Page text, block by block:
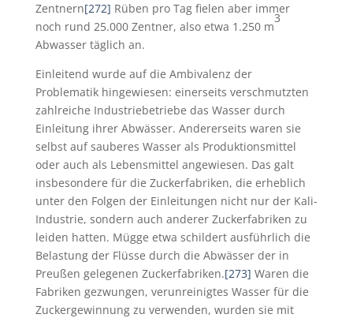
Zentnern[272] Rüben pro Tag fielen aber immer
noch rund 25.000 Zentner, also etwa 1.250 m
3
Abwasser täglich an.
Einleitend wurde auf die Ambivalenz der
Problematik hingewiesen: einerseits verschmutzten
zahlreiche Industriebetriebe das Wasser durch
Einleitung ihrer Abwässer. Andererseits waren sie
selbst auf sauberes Wasser als Produktionsmittel
oder auch als Lebensmittel angewiesen. Das galt
insbesondere für die Zuckerfabriken, die erheblich
unter den Folgen der Einleitungen nicht nur der Kali-
Industrie, sondern auch anderer Zuckerfabriken zu
leiden hatten. Mügge etwa schildert ausführlich die
Belastung der Flüsse durch die Abwässer der in
Preußen gelegenen Zuckerfabriken.[273] Waren die
Fabriken gezwungen, verunreinigtes Wasser für die
Zuckergewinnung zu verwenden, wurden sie mit